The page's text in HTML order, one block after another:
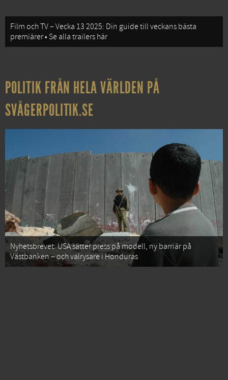
Film och TV – Vecka 13 2025: Din guide till veckans bästa
premiärer • Se alla trailers här
POLITIK FRÅN HELA VÄRLDEN PÅ
SVÅGERPOLITIK.SE
Nyhetsbrevet: USA sätter press på modell, ny barriär på
Västbanken – och valrysare i Honduras